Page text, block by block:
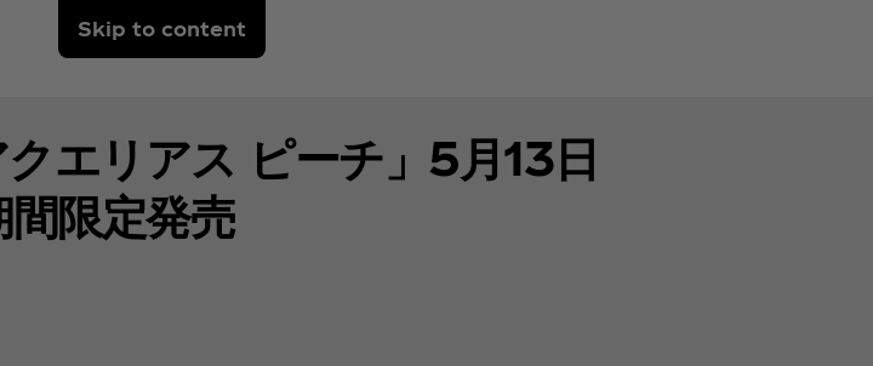
Skip to content
エリアス ピーチ」5月13日
間限定発売